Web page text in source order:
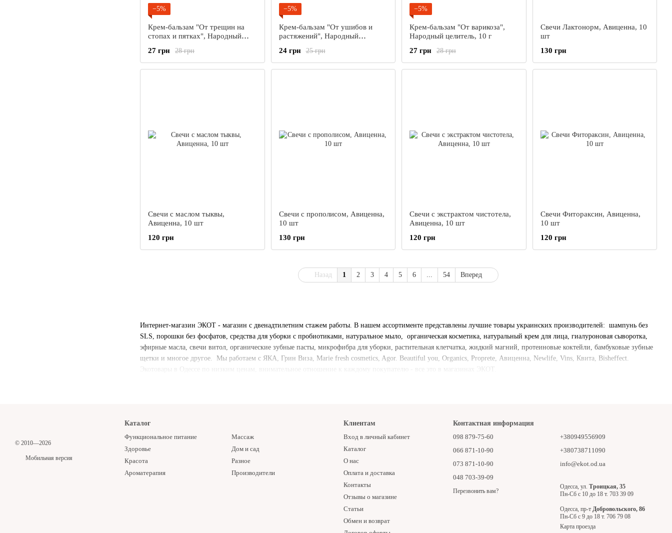
Интернет-магазин ЭКОТ - магазин с двенадтилетним стажем работы. В нашем ассортименте представлены лучшие товары украинских производителей: шампунь без
SLS, порошки без фосфатов, средства для уборки с пробиотиками, натуральное мыло, органическая косметика, натуральный крем для лица, гиалуроновая сыворотка,
эфирные масла, свечи витол, органические зубные пасты, микрофибра для уборки, растительная клетчатка, жидкий магний, протеиновые коктейли, бамбуковые зубные
щетки и многое другое. Мы работаем с ЯКА, Грин Виза, Marie fresh cosmetics, Agor. Beautiful you, Organics, Proprete, Авиценна, Newlife, Vins, Квита, Bisheffect.
Экотовары в Одессе по низким ценам, внимательное отношение к каждому покупателю - все это в магазинах ЭКОТ.
−5%
Крем-бальзам "От трещин на
стопах и пятках", Народный
28 грн
27 грн
−5%
Крем-бальзам "От ушибов и
растяжений", Народный
25 грн
24 грн
−5%
Крем-бальзам "От варикоза",
Народный целитель, 10 г
28 грн
27 грн
Свечи Лактонорм, Авиценна, 10
шт
130 грн
Свечи с маслом тыквы,
Авиценна, 10 шт
120 грн
Свечи с прополисом, Авиценна,
10 шт
130 грн
Свечи с экстрактом чистотела,
Авиценна, 10 шт
120 грн
Свечи Фитораксин, Авиценна,
10 шт
120 грн
Назад 1 2 3 4 5 6 ... 54 Вперед
© 2010—2026
Мобильная версия
Каталог
Функциональное питание
Здоровье
Красота
Ароматерапия
Массаж
Дом и сад
Разное
Производители
Клиентам
Вход в личный кабинет
Каталог
О нас
Оплата и доставка
Контакты
Отзывы о магазине
Статьи
Обмен и возврат
Контактная информация
098 879-75-60
066 871-10-90
073 871-10-90
048 703-39-09
Перезвонить вам?
+380949556909
+380738711090
info@ekot.od.ua
Одесса, ул. Троицкая, 35
Пн-Сб с 10 до 18 т. 703 39 09
Одесса, пр-т Добровольского, 86
Пн-Сб с 9 до 18 т. 706 79 08
Карта проезда